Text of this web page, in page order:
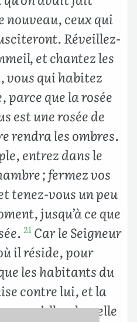
ceux qui
Réveillez-
et chantez les
vous qui habitez
parce que la rosée
est une rosée de
rendra les ombres.
entrez dans le
; fermez vos
tenez-vous un peu
jusqu’à ce que
21 Car le Seigneur
il réside, pour
les habitants du
contre lui, et la
qu’elle a bu ; elle